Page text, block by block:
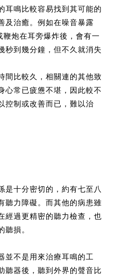
耳鳴比較容易找到其可能的
及治癒。例如在噪音暴露
炮在耳旁爆炸後，會有一
秒到幾分鐘，但不久就消失
間比較久，相關連的其他致
心常已疲憊不堪，因此較不
控制或改善而已，難以治
是十分密切的，約有七至八
聽力障礙。而其他的病患雖
經過更精密的聽力檢查，也
聽損。
並不是用來治療耳鳴的工
聽器後，聽到外界的聲音比